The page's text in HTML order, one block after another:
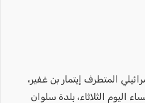
المتطرف إيتمار بن غفير،
الثلاثاء، بلدة سلوان